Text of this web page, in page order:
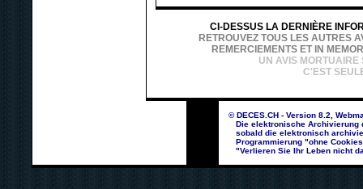
CI-DESSUS LA DERNIÈRE
RETROUVEZ TOUS LES AUTRES
REMERCIEMENTS ET IN
UN AVIS
C'EST
© DECES.CH - Version 8.2,
Die elektronische Archivierung
sobald die elektronisch
Programmierung "ohne
"Verlieren Sie Ihr Leben nicht